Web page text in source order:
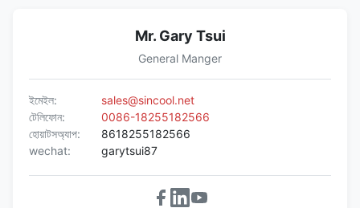
Mr. Gary Tsui
General Manger
ইমেইল:
sales@sincool.net
টেলিফোন:
0086-18255182566
হোয়াটসঅ্যাপ:
8618255182566
wechat:
garytsui87